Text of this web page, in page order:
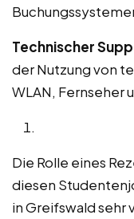
Technischer
der Nutzung von
WLAN, Fernseher
Die Rolle eines
diesen
in Greifswald sehr